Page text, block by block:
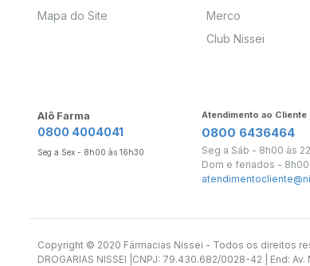
Mapa do Site
Merco
Club Nissei
Alô Farma
0800 4004041
Seg a Sex - 8h00 às 16h30
Atendimento ao Cliente
0800 6436464
Seg a Sáb - 8h00 às
Dom e feriados -
Copyright ©️ 2020 Fármacias Nissei - Todos os direitos
DROGARIAS NISSEI |CNPJ: 79.430.682/0028-42 | End: